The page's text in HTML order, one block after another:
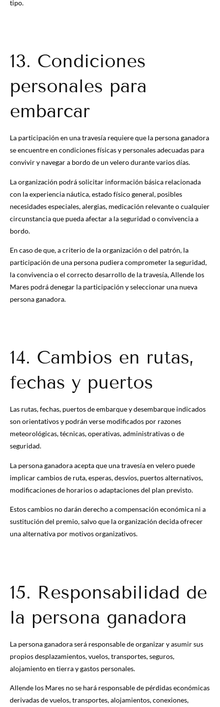
tipo.
13. Condiciones
personales para
embarcar
La participación en una travesía requiere que la persona ganadora
se encuentre en condiciones físicas y personales adecuadas para
convivir y navegar a bordo de un velero durante varios días.
La organización podrá solicitar información básica relacionada
con la experiencia náutica, estado físico general, posibles
necesidades especiales, alergias, medicación relevante o cualquier
circunstancia que pueda afectar a la seguridad o convivencia a
bordo.
En caso de que, a criterio de la organización o del patrón, la
participación de una persona pudiera comprometer la seguridad,
la convivencia o el correcto desarrollo de la travesía, Allende los
Mares podrá denegar la participación y seleccionar una nueva
persona ganadora.
14. Cambios en rutas,
fechas y puertos
Las rutas, fechas, puertos de embarque y desembarque indicados
son orientativos y podrán verse modificados por razones
meteorológicas, técnicas, operativas, administrativas o de
seguridad.
La persona ganadora acepta que una travesía en velero puede
implicar cambios de ruta, esperas, desvíos, puertos alternativos,
modificaciones de horarios o adaptaciones del plan previsto.
Estos cambios no darán derecho a compensación económica ni a
sustitución del premio, salvo que la organización decida ofrecer
una alternativa por motivos organizativos.
15. Responsabilidad de
la persona ganadora
La persona ganadora será responsable de organizar y asumir sus
propios desplazamientos, vuelos, transportes, seguros,
alojamiento en tierra y gastos personales.
Allende los Mares no se hará responsable de pérdidas económicas
derivadas de vuelos, transportes, alojamientos, conexiones,